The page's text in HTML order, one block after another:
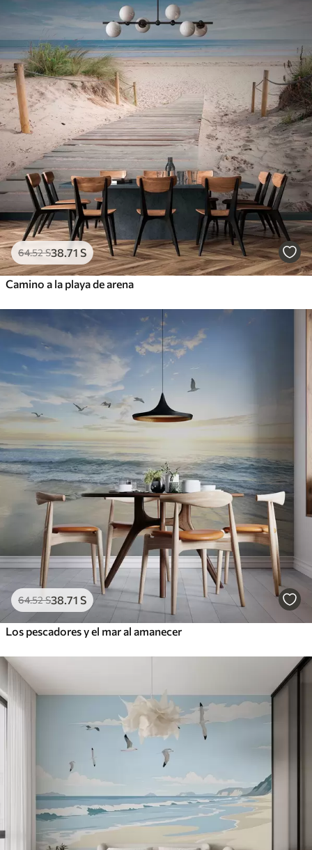
64.52S38.71 S
Camino a la playa de arena
64.52S38 .71 S
Los pescadores y el mar al amanecer